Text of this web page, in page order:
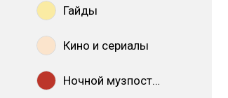
Гайды
Кино и сериалы
Ночной музпостинг